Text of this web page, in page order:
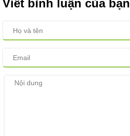
Viết bình luận của bạn